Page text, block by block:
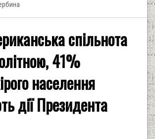
спільнота
41%
населення
дії Президента